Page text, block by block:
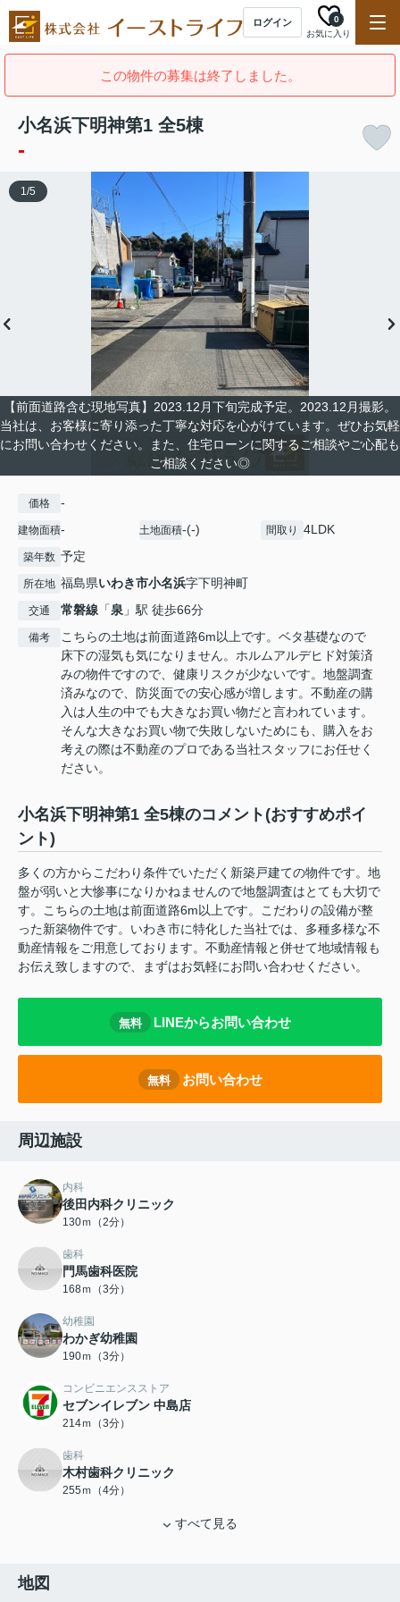
ログイン
お気に入り
0
この物件の募集は終了しました。
小名浜下明神第1 全5棟
-
【前面道路含む現地写真】2023.12月下旬完成予定。2023.12月撮影。
当社は、お客様に寄り添った丁寧な対応を心がけています。ぜひお気軽
にお問い合わせください。また、住宅ローンに関するご相談やご心配も
ご相談ください◎
1/5
価格 -
建物面積- 土地面積-(-) 間取り 4LDK
築年数 予定
所在地 福島県いわき市小名浜字下明神町
交通 常磐線 「泉 」駅 徒歩66分
備考
こちらの土地は前面道路6m以上です。ベタ基礎なので
床下の湿気も気になりません。ホルムアルデヒド対策済
みの物件ですので、健康リスクが少ないです。地盤調査
済みなので、防災面での安心感が増します。不動産の購
入は人生の中でも大きなお買い物だと言われています。
そんな大きなお買い物で失敗しないためにも、購入をお
考えの際は不動産のプロである当社スタッフにお任せく
ださい。
小名浜下明神第1 全5棟のコメント(おすすめポイ
ント)
多くの方からこだわり条件でいただく新築戸建ての物件です。地
盤が弱いと大惨事になりかねませんので地盤調査はとても大切で
す。こちらの土地は前面道路6m以上です。こだわりの設備が整
った新築物件です。いわき市に特化した当社では、多種多様な不
動産情報をご用意しております。不動産情報と併せて地域情報も
お伝え致しますので、まずはお気軽にお問い合わせください。
無料 LINEからお問い合わせ
無料 お問い合わせ
周辺施設
内科
後田内科クリニック
130ｍ（2分）
歯科
門馬歯科医院
168ｍ（3分）
幼稚園
わかぎ幼稚園
190ｍ（3分）
コンビニエンスストア
セブンイレブン 中島店
214ｍ（3分）
歯科
木村歯科クリニック
255ｍ（4分）
すべて見る
地図